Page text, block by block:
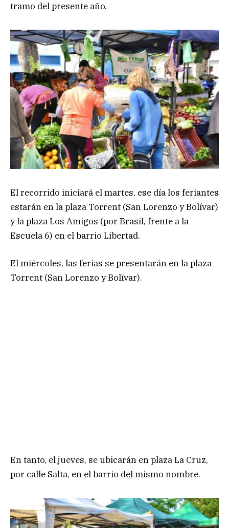
tramo del presente año.
El recorrido iniciará el martes, ese día los feriantes
estarán en la plaza Torrent (San Lorenzo y Bolívar)
y la plaza Los Amigos (por Brasil, frente a la
Escuela 6) en el barrio Libertad.
El miércoles, las ferias se presentarán en la plaza
Torrent (San Lorenzo y Bolívar).
En tanto, el jueves, se ubicarán en plaza La Cruz,
por calle Salta, en el barrio del mismo nombre.